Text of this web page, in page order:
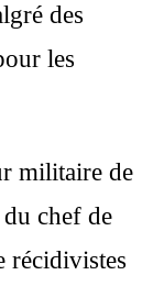
des
les
militaire de
chef de
récidivistes